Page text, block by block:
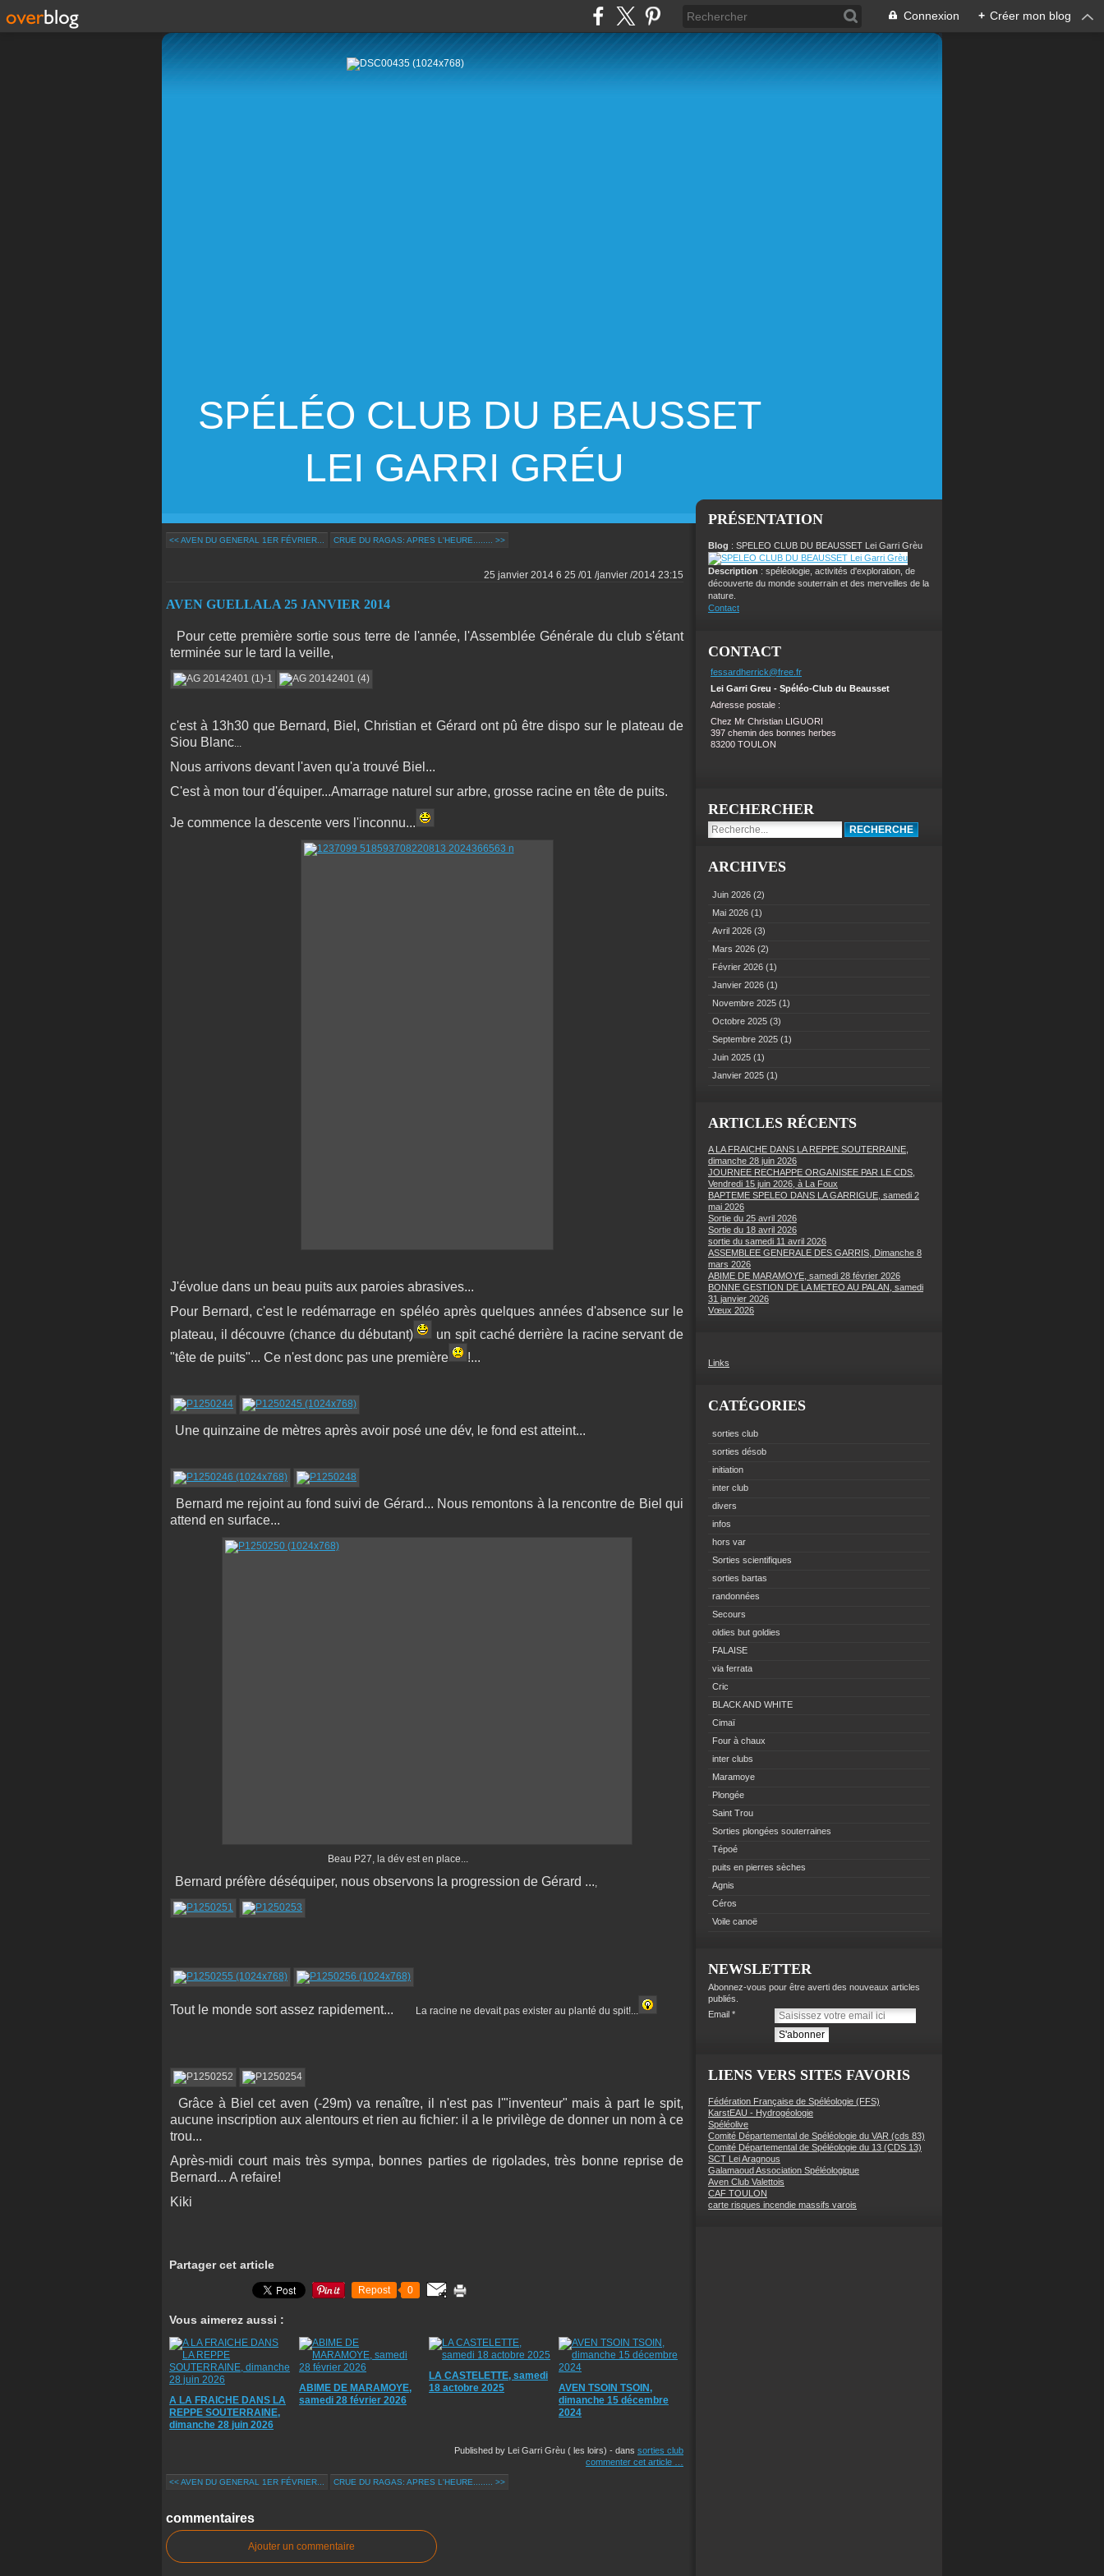
Connexion + Créer mon blog
SPÉLÉO CLUB DU BEAUSSET
LEI GARRI GRÉU
<< AVEN DU GENERAL 1ER FÉVRIER... CRUE DU RAGAS: APRES L'HEURE........ >>
25 janvier 2014 6 25 /01 /janvier /2014 23:15
AVEN GUELLALA 25 JANVIER 2014
Pour cette première sortie sous terre de l'année, l'Assemblée Générale du club s'étant
terminée sur le tard la veille,
c'est à 13h30 que Bernard, Biel, Christian et Gérard ont pû être dispo sur le plateau de
Siou Blanc...
Nous arrivons devant l'aven qu'a trouvé Biel...
C'est à mon tour d'équiper...Amarrage naturel sur arbre, grosse racine en tête de puits.
Je commence la descente vers l'inconnu...
J'évolue dans un beau puits aux paroies abrasives...
Pour Bernard, c'est le redémarrage en spéléo après quelques années d'absence sur le
plateau, il découvre (chance du débutant)
un spit caché derrière la racine servant de
"tête de puits"... Ce n'est donc pas une première
!...
Une quinzaine de mètres après avoir posé une dév, le fond est atteint...
Bernard me rejoint au fond suivi de Gérard... Nous remontons à la rencontre de Biel qui
attend en surface...
Beau P27, la dév est en place...
Bernard préfère déséquiper, nous observons la progression de Gérard ...,
Tout le monde sort assez rapidement... La racine ne devait pas exister au planté du spit!...
Grâce à Biel cet aven (-29m) va renaître, il n'est pas l'"inventeur" mais à part le spit,
aucune inscription aux alentours et rien au fichier: il a le privilège de donner un nom à ce
trou...
Après-midi court mais très sympa, bonnes parties de rigolades, très bonne reprise de
Bernard... A refaire!
Kiki
Partager cet article
Repost 0
Vous aimerez aussi :
A LA FRAICHE DANS LA
REPPE SOUTERRAINE,
dimanche 28 juin 2026
ABIME DE MARAMOYE,
samedi 28 février 2026
LA CASTELETTE, samedi
18 actobre 2025
AVEN TSOIN TSOIN,
dimanche 15 décembre
2024
Published by Lei Garri Grèu ( les loirs) - dans sorties club
commenter cet article
<< AVEN DU GENERAL 1ER FÉVRIER... CRUE DU RAGAS: APRES L'HEURE........ >>
commentaires
Ajouter un commentaire
PRÉSENTATION
Blog : SPELEO CLUB DU BEAUSSET Lei Garri Grèu
Description : spéléologie, activités d'exploration, de
découverte du monde souterrain et des merveilles de la
nature.
Contact
CONTACT
fessardherrick@free.fr
Lei Garri Greu - Spéléo-Club du Beausset
Adresse postale :
Chez Mr Christian LIGUORI
397 chemin des bonnes herbes
83200 TOULON
RECHERCHER
ARCHIVES
Juin 2026 (2)
Mai 2026 (1)
Avril 2026 (3)
Mars 2026 (2)
Février 2026 (1)
Janvier 2026 (1)
Novembre 2025 (1)
Octobre 2025 (3)
Septembre 2025 (1)
Juin 2025 (1)
Janvier 2025 (1)
ARTICLES RÉCENTS
A LA FRAICHE DANS LA REPPE SOUTERRAINE,
dimanche 28 juin 2026
JOURNEE RECHAPPE ORGANISEE PAR LE CDS,
Vendredi 15 juin 2026, à La Foux
BAPTEME SPELEO DANS LA GARRIGUE, samedi 2
mai 2026
Sortie du 25 avril 2026
Sortie du 18 avril 2026
sortie du samedi 11 avril 2026
ASSEMBLEE GENERALE DES GARRIS, Dimanche 8
mars 2026
ABIME DE MARAMOYE, samedi 28 février 2026
BONNE GESTION DE LA METEO AU PALAN, samedi
31 janvier 2026
Vœux 2026
Links
CATÉGORIES
sorties club
sorties désob
initiation
inter club
divers
infos
hors var
Sorties scientifiques
sorties bartas
randonnées
Secours
oldies but goldies
FALAISE
via ferrata
Cric
BLACK AND WHITE
Cimaï
Four à chaux
inter clubs
Maramoye
Plongée
Saint Trou
Sorties plongées souterraines
Tépoé
puits en pierres sèches
Agnis
Céros
Voile canoë
NEWSLETTER
Abonnez-vous pour être averti des nouveaux articles
publiés.
Email
LIENS VERS SITES FAVORIS
Fédération Française de Spéléologie (FFS)
KarstEAU - Hydrogéologie
Spéléolive
Comité Départemental de Spéléologie du VAR (cds 83)
Comité Départemental de Spéléologie du 13 (CDS 13)
SCT Lei Aragnous
Galamaoud Association Spéléologique
Aven Club Valettois
CAF TOULON
carte risques incendie massifs varois